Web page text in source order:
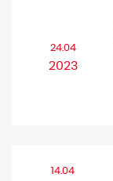
24.04
2023
14.04